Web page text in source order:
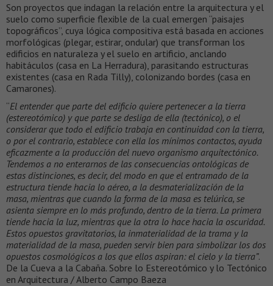
Son proyectos que indagan la relación entre la arquitectura y el
suelo como superficie flexible de la cual emergen “paisajes
topográficos”, cuya lógica compositiva está basada en acciones
morfológicas (plegar, estirar, ondular) que transforman los
edificios en naturaleza y el suelo en artificio, anclando
habitáculos (casa en La Herradura), parasitando estructuras
existentes (casa en Rada Tilly), colonizando bordes (casa en
Camarones).
“El entender que parte del edificio quiere pertenecer a la tierra
(estereotómico) y que parte se desliga de ella (tectónico), o el
considerar que todo el edificio trabaja en continuidad con la tierra,
o por el contrario, establece con ella los mínimos contactos, ayuda
eficazmente a la producción del nuevo organismo arquitectónico.
Tendemos a no enterarnos de las consecuencias ontológicas de
estas distinciones, es decir, del modo en que el entramado de la
estructura tiende hacia lo aéreo, a la desmaterialización de la
masa, mientras que cuando la forma de la masa es telúrica, se
asienta siempre en lo más profundo, dentro de la tierra. La primera
tiende hacia la luz, mientras que la otra lo hace hacia la oscuridad.
Estos opuestos gravitatorios, la inmaterialidad de la trama y la
materialidad de la masa, pueden servir bien para simbolizar los dos
opuestos cosmológicos a los que ellos aspiran: el cielo y la tierra”.
De la Cueva a la Cabaña. Sobre lo Estereotómico y lo Tectónico
en Arquitectura / Alberto Campo Baeza